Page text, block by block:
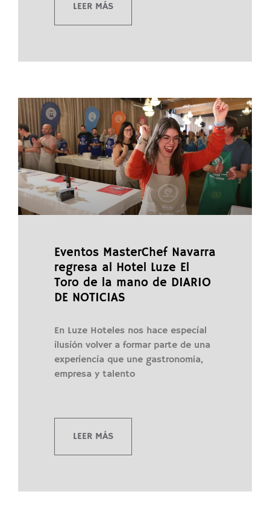
LEER MÁS
Eventos MasterChef Navarra
regresa al Hotel Luze El
Toro de la mano de DIARIO
DE NOTICIAS
En Luze Hoteles nos hace especial
ilusión volver a formar parte de una
experiencia que une gastronomía,
empresa y talento
LEER MÁS